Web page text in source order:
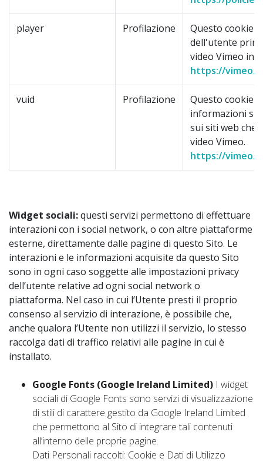
player Profilazione
Questo cookie
dell'utente
video Vimeo
https://
vuid Profilazione
Questo cookie
informazioni
sui siti web che
video Vimeo.
https://
Widget sociali:questi servizi permettono di effettuare
interazioni con i social network, o con altre piattaforme
esterne, direttamente dalle pagine di questo Sito. Le
interazioni e le informazioni acquisite da questo Sito
sono in ogni caso soggette alle impostazioni privacy
dell’utente relative ad ogni social network o
piattaforma. Nel caso in cui l’Utente presti il proprio
consenso al servizio di interazione, è possibile che,
anche qualora l’Utente non utilizzi il servizio, lo stesso
raccolga dati di traffico relativi alle pagine in cui è
installato.
Google Fonts (Google Ireland Limited) I widget
sociali di Google Fonts sono servizi di visualizzazione
di stili di carattere gestito da Google Ireland Limited
che permettono al Sito di integrare tali contenuti
all’interno delle proprie pagine.
Dati Personali raccolti: Cookie e Dati di Utilizzo